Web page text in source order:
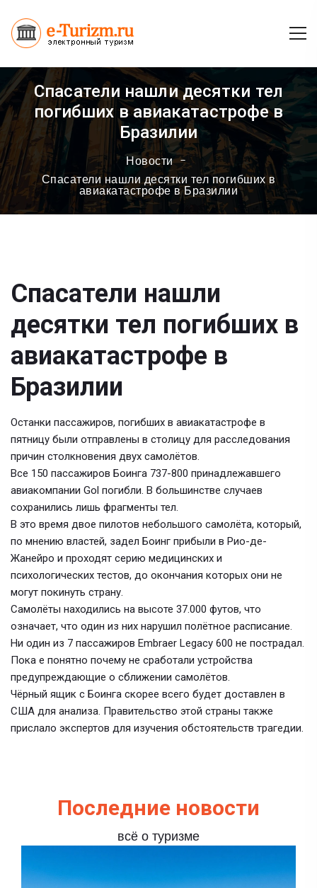
Спасатели нашли десятки тел
погибших в авиакатастрофе в
Бразилии
Новости
Спасатели нашли десятки тел погибших в
авиакатастрофе в Бразилии
Спасатели нашли
десятки тел погибших в
авиакатастрофе в
Бразилии
Останки пассажиров, погибших в авиакатастрофе в
пятницу были отправлены в столицу для расследования
причин столкновения двух самолётов.
Все 150 пассажиров Боинга 737-800 принадлежавшего
авиакомпании Gol погибли. В большинстве случаев
сохранились лишь фрагменты тел.
В это время двое пилотов небольшого самолёта, который,
по мнению властей, задел Боинг прибыли в Рио-де-
Жанейро и проходят серию медицинских и
психологических тестов, до окончания которых они не
могут покинуть страну.
Самолёты находились на высоте 37.000 футов, что
означает, что один из них нарушил полётное расписание.
Ни один из 7 пассажиров Embraer Legacy 600 не пострадал.
Пока е понятно почему не сработали устройства
предупреждающие о сближении самолётов.
Чёрный ящик с Боинга скорее всего будет доставлен в
США для анализа. Правительство этой страны также
прислало экспертов для изучения обстоятельств трагедии.
Последние новости
всё о туризме